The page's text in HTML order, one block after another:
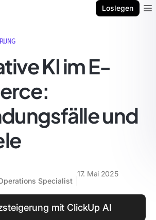
Loslegen
KI im E-
und
Specialist
17. Mai 2025
mit ClickUp AI